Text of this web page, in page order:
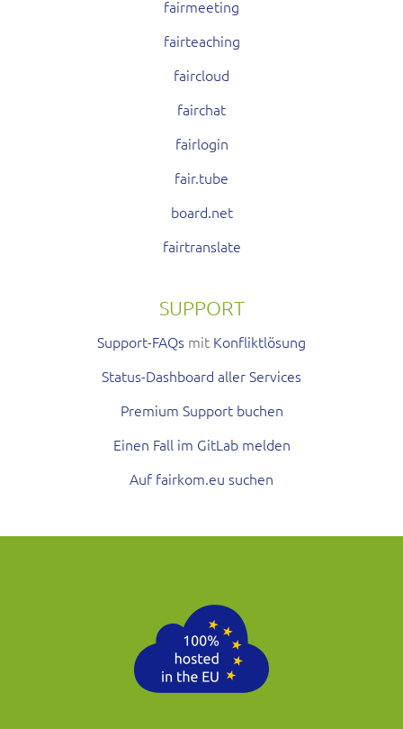
fairmeeting
fairteaching
faircloud
fairchat
fairlogin
fair.tube
board.net
fairtranslate
SUPPORT
Support-FAQs mit Konfliktlösung
Status-Dashboard aller Services
Premium Support buchen
Einen Fall im GitLab melden
Auf fairkom.eu suchen